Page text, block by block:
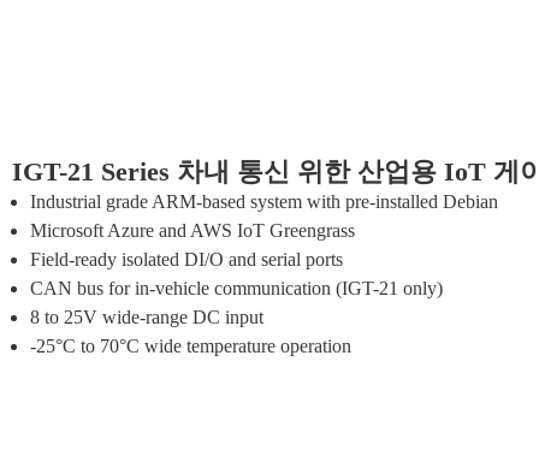
IGT-21 Series 차내 통신 위한 산업용 IoT 게
Industrial grade ARM-based system with pre-installed Debian
Microsoft Azure and AWS IoT Greengrass
Field-ready isolated DI/O and serial ports
CAN bus for in-vehicle communication (IGT-21 only)
8 to 25V wide-range DC input
-25°C to 70°C wide temperature operation